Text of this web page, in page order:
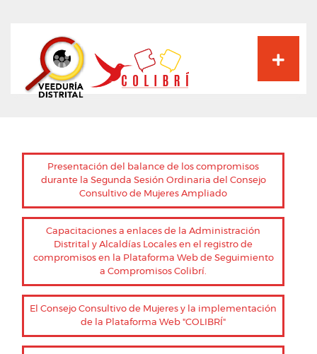
principal
Presentación del balance de los compromisos
durante la Segunda Sesión Ordinaria del Consejo
Consultivo de Mujeres Ampliado
Capacitaciones a enlaces de la Administración
Distrital y Alcaldías Locales en el registro de
compromisos en la Plataforma Web de Seguimiento
a Compromisos Colibrí.
El Consejo Consultivo de Mujeres y la implementación
de la Plataforma Web "COLIBRÍ"